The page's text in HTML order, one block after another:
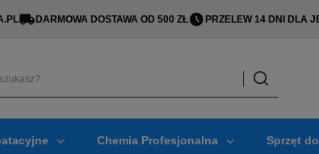
DARMOWA DOSTAWA OD 500 ZŁ PRZELEW 14 DNI DLA
Chemia Profesjonalna Sprzęt